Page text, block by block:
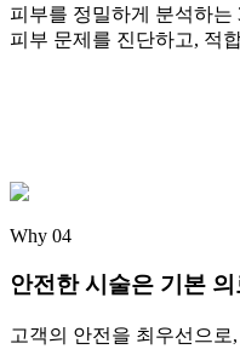
피부를 정밀하게 분석하
피부 문제를 진단하고, 적
Why 04
안전한 시술은 기본
고객의 안전을 최우선으